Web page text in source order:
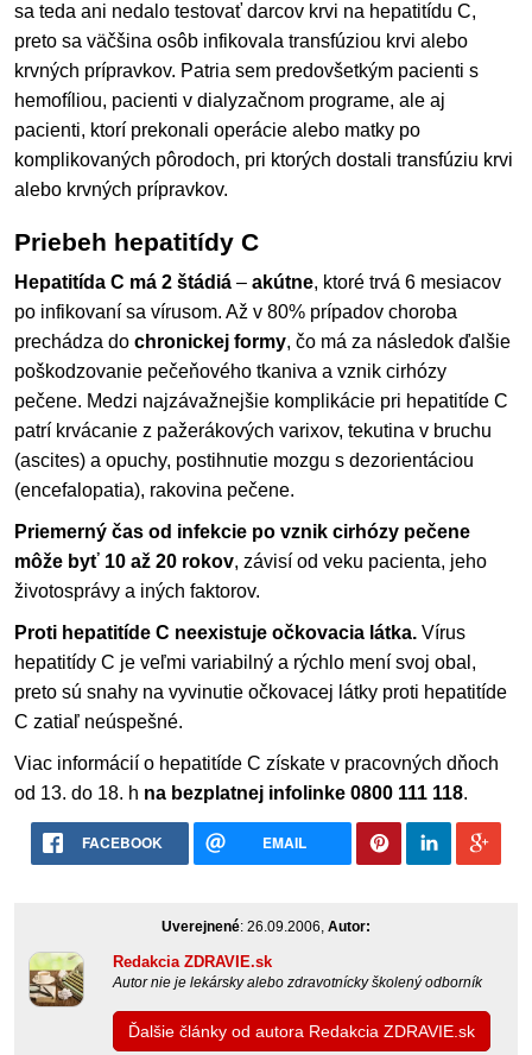
sa teda ani nedalo testovať darcov krvi na hepatitídu C,
preto sa väčšina osôb infikovala transfúziou krvi alebo
krvných prípravkov. Patria sem predovšetkým pacienti s
hemofíliou, pacienti v dialyzačnom programe, ale aj
pacienti, ktorí prekonali operácie alebo matky po
komplikovaných pôrodoch, pri ktorých dostali transfúziu krvi
alebo krvných prípravkov.
Priebeh hepatitídy C
Hepatitída C má 2 štádiá – akútne, ktoré trvá 6 mesiacov
po infikovaní sa vírusom. Až v 80% prípadov choroba
prechádza do chronickej formy, čo má za následok ďalšie
poškodzovanie pečeňového tkaniva a vznik cirhózy
pečene. Medzi najzávažnejšie komplikácie pri hepatitíde C
patrí krvácanie z pažerákových varixov, tekutina v bruchu
(ascites) a opuchy, postihnutie mozgu s dezorientáciou
(encefalopatia), rakovina pečene.
Priemerný čas od infekcie po vznik cirhózy pečene
môže byť 10 až 20 rokov, závisí od veku pacienta, jeho
životosprávy a iných faktorov.
Proti hepatitíde C neexistuje očkovacia látka. Vírus
hepatitídy C je veľmi variabilný a rýchlo mení svoj obal,
preto sú snahy na vyvinutie očkovacej látky proti hepatitíde
C zatiaľ neúspešné.
Viac informácií o hepatitíde C získate v pracovných dňoch
od 13. do 18. h na bezplatnej infolinke 0800 111 118.
FACEBOOK EMAIL
Uverejnené: 26.09.2006, Autor:
Redakcia ZDRAVIE.sk
Autor nie je lekársky alebo zdravotnícky školený odborník
Ďalšie články od autora Redakcia ZDRAVIE.sk